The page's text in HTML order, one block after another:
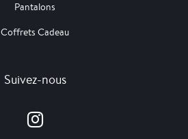
Pantalons
Coffrets Cadeau
Suivez-nous